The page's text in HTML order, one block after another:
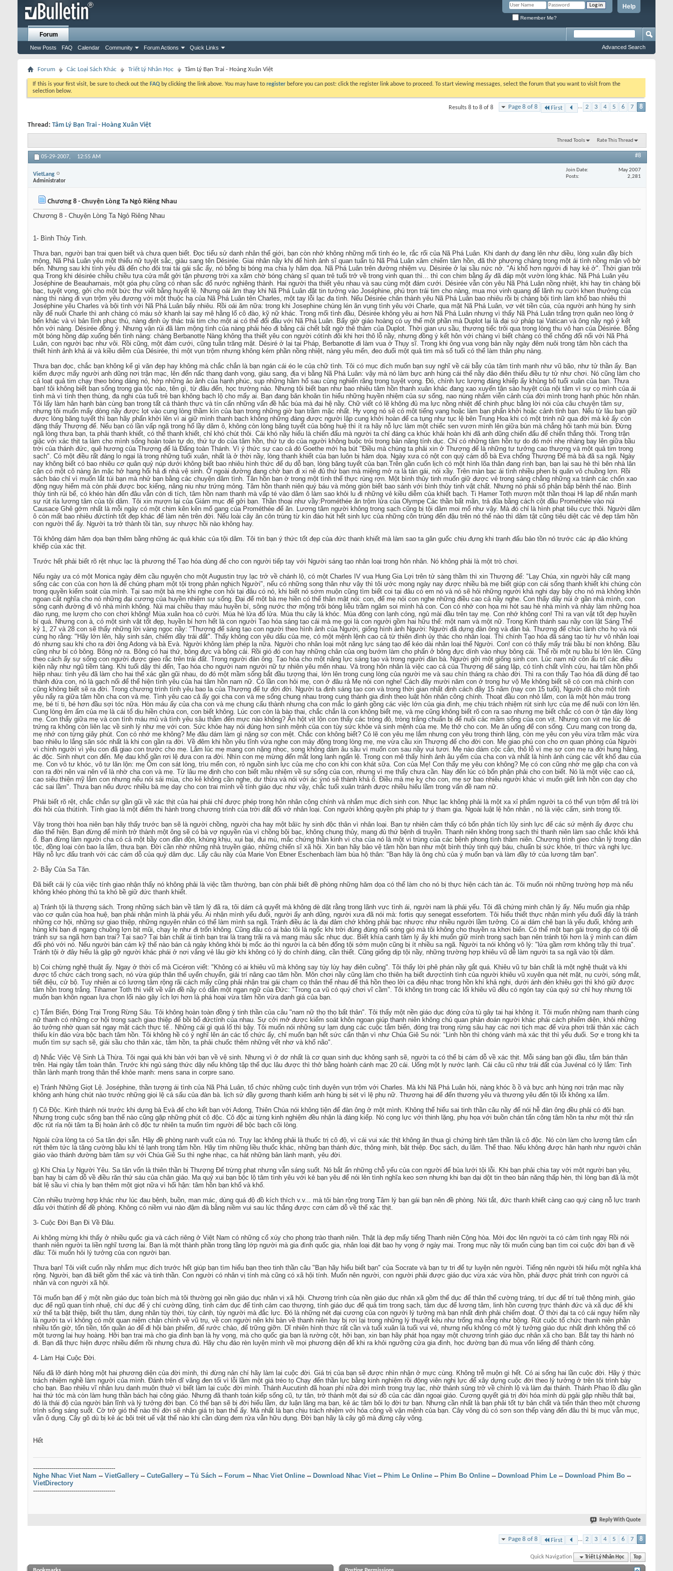
Help
Remember Me?
Forum
New Posts FAQ Calendar Community Forum Actions Quick Links Advanced Search
Forum Các Loại Sách Khác Triết Lý Nhân Học Tâm Lý Bạn Trai - Hoàng Xuân Việt
If this is your first visit, be sure to check out the FAQ by clicking the link above. You may have to register before you can post: click the register link above to proceed. To start viewing messages, select the forum that you want to visit from the
selection below.
Page 8 of 8 First ... 2 3 4 5 6 7 8
Results 8 to 8 of 8
Thread: Tâm Lý Bạn Trai - Hoàng Xuân Việt
Thread Tools Rate This Thread
05-29-2007, 12:55 AM #8
VietLang
Administrator
Join Date
May 2007
Posts
2,281
Chương 8 - Chuyện Lòng Ta Ngỏ Riêng Nhau
Chương 8 - Chuyện Lòng Ta Ngỏ Riêng Nhau
1- Bình Thủy Tinh.
Thưa bạn, người bạn trai quen biết và chưa quen biết. Đọc tiểu sử danh nhân thế giới, bạn còn nhớ không những mối tình éo le, rắc rối của Nã Phá Luân. Khi danh dự đang lên như diều, lòng xuân đầy bích
mộng, Nã Phá Luân yêu một thiếu nữ tuyệt sắc, giàu sang tên Désirée. Giai nhân nầy khi để hình ảnh sĩ quan tuấn tú Nã Phá Luân xâm chiếm tâm hồn, đã thờ phượng chàng trong một ái tình nồng mặn vô bờ
bến. Nhưng sau khi tình yêu đã đến cho đôi trai tài gái sắc ấy, nó bỗng bị bóng ma chia ly hăm dọa. Nã Phá Luân trên đường nhiệm vụ. Désirée ở lại sầu nức nở. "Ai khổ hơn người đi hay kẻ ở". Thời gian trôi
quạ Trong khi désirée chiều chiều tựa cửa mắt gởi tận phương trời xa xăm chờ bóng chàng sĩ quan trẻ tuổi trở về trong vinh quan thì... thì con chim bằng ấy đã đáp một vườn lòng khác. Nã Phá Luân yêu
Joséphine de Beauharnais, một góa phụ cũng có nhan sắc đổ nước nghiêng thành. Hai người tha thiết yêu nhau và sau cùng một đám cưới. Désirée vẫn còn yêu Nã Phá Luân nồng nhiệt, khi hay tin chàng bội
bạc, tuyệt vọng, gởi cho một bức thư viết bằng huyết lệ. Nhưng oái ăm thay khi Nã Phá Luân đặt tin tưởng vào Joséphine, phú trọn trái tim cho nàng, mua mọi vinh quang để lãnh nụ cười khen thưởng của
nàng thì nàng đi vụn trộm yêu đương với một thuộc hạ của Nã Phá Luân tên Charles, một tay lỗi lạc đa tình. Nếu Désirée chân thành yêu Nã Phá Luân bao nhiêu rồi bị chàng bội tình làm khổ bao nhiêu thì
Joséphine yêu Charles và bội tình với Nã Phá Luân bấy nhiêu. Rồi oái ăm nữa: trong khi Josephine chùng lén ăn vụng tình yêu với Charle, qua mặt Nã Phá Luân, vơ vét tiền của, của người anh hùng hy sinh
nầy để nuôi Charle thì anh chàng có máu sở khanh lại say mê hằng lố cô đào, kỹ nữ khác. Trong mối tình đầu, Désirée không yêu ai hơn Nã Phá Luân nhưng vì thấy Nã Phá Luân trắng trợn quăn neo lòng ở
bến khác và vì bản lĩnh phục thù, nàng định ủy thác trái tim cho một ai có thể đối đầu với Nã Phá Luân. Bấy giờ giáo hoàng có uy thế một phần mà Duplot lại là đại sứ pháp tại Vatican và ông nầy ngỏ ý kết
hôn với nàng. Désirée đồng ý. Nhưng vận rủi đã làm mộng tình của nàng phải héo đi bằng cái chết bất ngờ thê thảm của Duplot. Thời gian ưu sầu, thương tiếc trôi qua trong lòng thu vô hạn của Désirée. Bỗng
một bóng hồng đáp xuống bến tình nàng: chàng Berbanottẹ Nàng không tha thiết yêu con người cótính đôi khi hơi thô lỗ nầy, nhưng đồng ý kết hôn với chàng vì biết chàng có thể chống đối nổi với Nã Phá
Luân, con người bạc như vôi. Rồi cũng, một đám cưới, cũng tuần trăng mật. Désiré ở lại tại Pháp, Berbanotte đi làm vua ở Thụy sĩ. Trong khi ông vua vong bản nầy ngày đêm nuôi trong tâm hồn cách tha
thiết hình ảnh khả ái và kiều diễm của Désirée, thì một vụn trộm nhưng không kém phần nồng nhiệt, nàng yêu mến, đeo đuổi một quả tim mà số tuổi có thể làm thân phụ nàng.
Thưa bạn đọc, chắc bạn không kể gì văn đẹp hay không mà chắc chắn là bạn ngán cái éo le của chữ tình. Tôi có mục đích muốn bạn suy nghĩ về cái bẫy của tâm tình mạnh như vũ bão, như tử thần ấy. Bạn
kiếm được mấy người anh dũng nơi trận mạc, lên đến nấc thang danh vọng, giàu sang, địa vị bằng Nã Phá Luân: vậy mà nó làm bực anh hùng cái thế nầy đảo điên thiếu điều tự tử như chơi. Nó cũng làm cho
cả loạt quả tim chạy theo bóng dáng nó, hớp những ảo ảnh của hạnh phúc, sụp những hầm hố sau cùng nghiến răng trong tuyệt vọng. Đó, chính lực lượng đáng khiếp ấy khủng bố tuổi xuân của bạn. Thưa
bạn! tôi không biết bạn sống trong gia tộc nào, tên gì, từ đâu đến, học trường nào. Nhưng tôi biết bạn như bao nhiêu tâm hồn thanh xuân khác đang xao xuyến tận sào huyệt của nội tâm vì sự cọ mình của ái
tình mà vì tính thẹn thùng, đa nghi của tuổi trẻ bạn không bạch lộ cho mấy ai. Bạn đang băn khoăn tìn hiểu những huyền nhiệm của sự sống, nao núng nhắm viễn cảnh của đời mình trong hạnh phúc hôn nhân.
Tôi lấy làm hân hạnh bàn cùng bạn trong tất cả thành thực và tín cẩn những vấn đề hắc búa mà đại hệ nầy. Chữ viết có lẽ không đủ ma lực nồng nhiệt để chinh phục bằng lời nói của câu chuyện tâm sự,
nhưng tôi muốn mấy dòng nầy được lọt vào cung lòng thầm kín của bạn trong những giờ bạn trầm mặc nhất. Hy vọng nó sẽ có một tiếng vang hoặc làm bạn phấn khởi hoặc cảnh tỉnh bạn. Nếu từ lâu bạn giữ
được lòng băng tuyết thì bạn hãy phấn khởi lên vì ai giữ mình thanh bạch không những đáng được người lập cung khởi hoàn để ca tụng như tục lệ bên Trung Hoa khi có một trinh nữ qua đời mà kẻ ấy còn
đặng thấy Thượng đế. Nếu bạn có lần vấp ngã trong hố lầy dâm ô, không còn lòng băng tuyết của bông huệ thì ít ra hãy nỗ lực làm một chiếc sen vươn mình lên giữa bùn mà chẳng hôi tanh mùi bùn. Đừng
ngã lòng thưa bạn, ta phải thanh khiết, có thể thanh khiết, chỉ khó chút thôi. Cái khó nầy hiểu là chiến đấu mà người ta chỉ đáng ca khúc khải hoàn khi đã anh dũng chiến đấu để chiến thắng thôi. Trong trận
giặc với xác thịt ta làm cho mình sống hoàn toàn tự do, thứ tự do của tâm hồn, thứ tự do của người không buộc trói trong bản năng tính dục. Chỉ có những tâm hồn tự do đó mới nhẹ nhàng bay lên giữa bầu
trời của thánh đức, quê hương của Thượng đế là Đấng toàn Thánh. Vì ý thức sự cao cả đó Goethe mới hạ bút "Điều mà chúng ta phải xin ở Thượng đế là những tư tưởng cao thượng và một quả tim trong
sạch". Có một điều rất đáng lo ngại là trong những tuổi xuân, nhất là ở thời nầy, lòng thanh khiết của bạn luôn bị hăm dọa. Ngày xưa có nột con quỷ cám dỗ bà Eva chống Thượng Đế mà bà đã sa ngã. Ngày
nay không biết có bao nhiêu cơ quân quỷ núp dưới không biết bao nhiêu hình thức để dụ dỗ bạn, lòng băng tuyết của bạn.Trên gần cuốn lịch có một hình lõa thân đang rình bạn, bạn lại sau hè thì bên nhà lân
cận có một cô nàng ăn mặc hở hang hối hả đi nhà vệ sinh. Ở ngoài đường đang chờ bạn đi xi nê đủ thứ bạn mà miệng mở ra là tán gái, nói xầy. Trên màn bạc ái tình nhiều phen bị quăn vô chuồng lợn. Rồi
sách báo chỉ vì muốn lắt túi bạn mà nhử bạn bằng các chuyện dâm tình. Tân hồn bạn ờ trong một tình thế thực rùng rợn. Một bình thủy tinh muốn giữ được vẻ trong sáng chẳng những xa tránh các chốn xao
động nguy hiểm mà còn phải được bọc kiếng, nâng niu như trứng mỏng. Tâm hồn thanh niên quý báu và mỏng giòn biết bao sánh với bình thủy tinh vật chất. Nhưng nó phải số phận bấp bênh thể nào. Bình
thủy tinh rủi bể, có khéo hàn đến đâu vẫn còn di tích, tâm hồn nam thanh mà vấp té vào dâm ô làm sao khỏi lu đi những vẻ kiều diễm của khiết bạch. Ti Hamer Toth mượn một thần thoại Hi lạp để nhấn mạnh
sự rút rỉa lương tâm của tội dâm. Tôi xin mượn lại của Giám mục để gởi bạn. Thần thoại như vầy:Prométhée ăn trộm lửa của Olympẹ Các thần bất mãn, trả đũa bằng cách cột đầu Prométhée vào núi
Causacẹ Ghê gớm nhất là mỗi ngày có một chim kên kên mổ gang của Prométhée để ăn. Lương tâm người không trong sạch cũng bị tội dâm moi mổ như vậy. Mà đó chỉ là hình phạt tiêu cực thôi. Người dâm
ô còn mất bao nhiêu đứctính tốt đẹp khác để làm nên trên đời. Nếu loài cây ăn côn trùng từ kín đáo hút hết sinh lực của những côn trùng đến đậu trên nó thế nào thì dâm tật cũng tiêu diệt các vẻ đẹp tâm hồn
con người thế ấy. Người ta trở thành tồi tàn, suy nhược hồi nào không hay.
Tôi không dám hăm dọa bạn thêm bằng những ác quả khác của tội dâm. Tôi tin bạn ý thức tốt đẹp của đức thanh khiết mà làm sao ta gân guốc chịu đựng khi tranh đấu bảo tồn nó trước các áp đảo khủng
khiếp của xác thịt.
Trước hết phải biết rõ rệt nhục lạc là phương thế Tạo hóa dùng để cho con người tiếp tay với Người sáng tạo nhân loại trong hôn nhân. Nó không phải là một trò chơi.
Nếu ngày ưa có một Monica ngày đêm cầu nguyện cho một Augustin trụy lạc trở về chánh lộ, có một Charles IV vua Hung Gia Lợi trên tử sàng thầm thì xin Thượng đế: "Lạy Chúa, xin người hãy cất mạng
sống các con của con hơn là để chúng phạm một tội trọng phản nghịch Người", nếu có những song thân như vậy thì tôi ước mong ngày nay được nhiều bà mẹ biết giúp con cái sống thanh khiết khi chúng còn
trong quyền kiểm soát của mình. Tại sao một bà mẹ khi nghe con hỏi tại đâu có nó, khi biết nó sớm muộn cũng tìm biết coi tại đâu có em nó và nó sẽ hỏi những người khả nghi dạy bậy cho nó mà không khôn
ngoan cắt nghĩa cho nó những đại cương của huyền nhiệm sự sống. Đại để một bà mẹ hiền có thể thân mật nói: con, để mẹ nói con nghe những điều cao cả nầy nghe. Con thấy dãy núi ở gần nhà mình, con
sông cạnh đường đi vô nhà mình không. Núi mai chiều thay máu huyền bí, sông nước thơ mộng trôi bóng liễu trầm ngâm soi mình hả con. Con có nhớ con họa mi hót sau hè nhà mình và nhảy làm những hoa
đào rụng, mẹ lượm cho con chơi không! Mùa xuân hoa cỏ cười. Mùa hè lửa đổ lửa. Mùa thu cây lá khóc. Mùa đông con lạnh cóng, ngủ mài đầu trên tay mẹ. Con nhớ không con! Thì ra vạn vật tốt đẹp huyền
bí quá. Nhưng con à, có một sinh vật tốt đẹp, huyền bí hơn hết là con người Tạo hóa sáng tạo cái mà mẹ gọi là con người gồm hai hữu thế: một nam và một nữ. Trong Kinh thánh sau nầy con lật Sáng Thế
kỷ 1, 27 và 28 con sẽ thấy những lời vàng ngọc nầy: "Thượng đế sáng tạo con người theo hình ảnh của Người, giống hình ảnh Người: Người đã dựng đàn ông và đàn bà. Thượng đế chúc lành cho họ và nói
cùng họ rằng: "Hãy lớn lên, hãy sinh sản, chiếm đầy trái đất". Thấy không con yêu dấu của mẹ, có một mệnh lệnh cao cả từ thiên đình ủy thác cho nhân loại. Thì chính Tạo hóa đã sáng tạo từ hư vô nhân loại
đó nhưng sau khi cho ra đời ông Adong và bà Evà. Người không làm phép lạ nữa. Người cho nhân loại một năng lực sáng tạo để kéo dài nhân loại thế Người. Con! con có thấy mấy trái bầu bí non không. Bầu
cũng như bí có bông. Bông nở ra. Bông có hai thứ, bông đực và bông cái. Rồi gió đó con hay những chân của ong bướm làm cho phấn ở bông đực dính vào nhụy bông cái. Thế rồi một nụ bầu bí lớn lên. Cũng
theo cách ấy sự sống con người được gieo rắc trên trái đất. Trong người đàn ông. Tạo hóa cho một năng lực sáng tạo và trong người đàn bà. Người gởi một giống sinh con. Lúc nam nữ còn ấu trĩ các điều
kiện nầy như ngũ tiềm tàng. Khi tuổi dậy thì đến, Tạo hóa cho người nam người nữ tự nhiên yêu mến nhau. Và trong hôn nhân là việc cao cả của Thượng đế sáng lập, có tính chất vĩnh cửu, hai tâm hồn phối
hiệp nhau: tình yêu đã làm cho hai thể xác gần gũi nhau, do đó một mầm sống bắt đầu tượng thai, lớn lên trong cung lòng của người mẹ và sau chín tháng ra chào đời. Thì ra con thấy Tạo hóa đã dùng để tạo
thành đứa con, nó là gạch nối để thể hiện tình yêu của hai tâm hồn nam nữ. Có lần con hỏi mẹ, con ở đâu rả Mẹ nói con nghe! Cách đây mười năm con ở trong hư vộ Mẹ không biết sẽ có con mà chính con
cũng không biết sẽ ra đời. Trong chương trình tình yêu bao la của Thượng đế tự đời đời. Người ta định sáng tạo con và trong thời gian nhất định cách đây 15 năm (nay con 15 tuổi), Người đã cho một tình
yêu nẩy ra giữa tâm hồn cha con và mẹ. Tình yêu cao cả ấy gọi cha con và mẹ sống chung nhau trong cung thánh gia đình theo luật hôn nhân công chính. Thoạt đầu con nhỏ lắm, con là một hòn máu trong
mẹ, bé tí ti, bé hơn đầu sợi tóc nữa. Hòn máu ấy của cha con và mẹ chung cấu thành nhưng cha con mắc lo gánh gồng các việc lớn của gia đình, mẹ chịu trách nhiệm rút sinh lực của mẹ để nuôi con lớn lên.
Cung lòng êm ấm của mẹ là cái tổ dịu hiền chứa con, con biết không. Lúc con còn là bào thai, chắc chắn là con không biết mẹ, và mẹ cũng không biết rõ con ra sao nhưng mẹ biết chắc có con ở tận đáy lòng
mẹ. Con thấy giữa mẹ và con tình máu mủ và tình yêu sâu thẳm đến mực nào không? Ăn hột vịt lộn con thấy các tròng đỏ, tròng trắng chuẩn bị để nuôi các mầm sống của con vịt. Nhưng con vịt mẹ lúc đẻ
trứng ra không còn liên lạc về sinh lý như mẹ với con. Sức khỏe hay nói đúng hơn sinh mệnh của con tùy sức khỏe và sinh mệnh của mẹ. Mẹ thở cho con. Mẹ ăn uống để con sống. Cưu mang con trong dạ,
mẹ nhớ con từng giây phút. Con có nhớ mẹ không? Mẹ đâu dám làm gì nặng sợ con mệt. Chắc con không biết? Có lẽ con yêu mẹ lắm nhưng con yêu trong thinh lặng, còn mẹ yêu con yêu vừa trầm mặc vừa
bao nhiêu lo lắng săn sóc nhất là khi con gần ra đời. Về đêm khi hồn yêu tĩnh vừa nghe con máy động trong lòng mẹ, mẹ vừa cầu xin Thượng đế cho đời con. Mẹ giao phú con cho ơn quan phòng của Người
vì chính người vì yêu con đã giao con trước cho mẹ. Lắm lúc mẹ mang con nặng nhọc, song không dám âu sầu vì muốn con sau nầy vui tươi. Mẹ nào dám cộc cằn, thô lỗ vì mẹ sợ con mẹ ra đời hung hăng,
ác độc. Sinh nhựt con đến. Mẹ đau khổ gần rơi lệ đưa con ra đời. Nhìn con mẹ mừng đến mắt long lanh ngấn lệ. Trong con mê thấy hình ảnh âu yếm của cha con và nhất là hình ảnh cùng các vết khổ đau của
mẹ. Con vô tư khóc, vô tư lăn lộn: mẹ Ôm con sát lòng, trìu mến con, rỏ nguồn sinh lực của mẹ cho con khi con khát sữa. Con của Mẹ! Con thấy mẹ yêu con không? Mẹ có con cũng nhờ mẹ gặp cha con và
con ra đời nên vai nên vế là nhờ cha con và mẹ. Từ lâu mẹ định cho con biết mầu nhiệm về sự sống của con, nhưng vì mẹ thấy chưa cần. Nay đến lúc có bổn phận phải cho con biết. Nó là một việc cao cả,
cao siêu thiện mỹ lắm con nhưng nếu nói sái mùa, cho kẻ không cần nghe, dư thừa và nói với ác ýnó sẽ thành khả ố. Điều mà mẹ kỵ cho con, mẹ sợ bao nhiêu người khác vì muốn giết linh hồn con dạy cho
các sai lầm". Thưa bạn nếu được nhiều bà mẹ dạy cho con trai mình về tính giáo dục như vậy, chắc tuổi xuân tránh được nhiều hiểu lầm trong vấn đề nam nữ.
Phải biết rõ rệt, chắc chắn sự gần gũi về xác thịt của hai phái chỉ được phép trong hôn nhân công chính và nhắm mục đích sinh con. Nhục lạc không phải là một xa xỉ phẩm người ta có thể vụn trộm để trả lời
đòi hỏi của thútính. Tính giao là một điểm thi hành trong chương trình của trời đất đối vớ nhân loại. Con người không quyền phi pháp tự ý tham gia. Ngoài luật lệ hôn nhân , nó là việc cấm, sinh trong tội.
Vậy trong thời hoa niên bạn hãy thấy trước bạn sẽ là người chồng, người cha hay một bâïc hy sinh độc thân vì nhân loại. Bạn tự nhiên cảm thấy có bổn phận tích lũy sinh lực để các sứ mệnh ấy được chu
đáo thể hiện. Bạn đừng để mình trở thành một ông sẽ có bà vợ nguyền rủa vì chồng bội bạc, không chung thủy, mang đủ thứ bệnh di truyền. Thanh niên không trong sạch thì thanh niên làm sao chắc khỏi khả
ố. Bạn đừng làm người cha có cả một bầy con đần độn, khùng khịu, xụi bại, đui mù, mắc chứng thần kinh vì cha của nó là một vi trùng của các bệnh phong tình thâm niên. Chương trình gieo chân lý trong dân
tộc, đồng loại còn bao la lắm, thưa bạn. Đời cần nhờ những nhà truyền giáo, những chiến sĩ xã hội. Xin bạn hãy bảo vệ tâm hồn bạn như một bình thủy tinh quý báu, chuẩn bị sức khỏe, trí thức và nghị lực.
Hãy nỗ lực đấu tranh với các cám dỗ của quỷ dâm dục. Lấy câu nầy của Marie Von Ebner Eschenbach làm bùa hộ thân: "Bạn hãy là ông chủ của ý muốn bạn và làm đầy tớ của lương tâm bạn".
2- Bẫy Của Sa Tăn.
Đã biết cái lý của việc tính giao nhận thấy nó không phải là việc tầm thường, bạn còn phải biết đề phòng những hăm dọa có thể làm cho nó bị thực hiện cách tàn ác. Tôi muốn nói những trường hợp mà nếu
không khéo phòng thủ ta khó bề giữ đức thanh khiết.
a) Tránh tội là thượng sách. Trong những sách bàn về tâm lý đã ra, tôi dám cả quyết mà không dè dặt rằng trong lãnh vực tình ái, người nam là phái yếu. Tôi đã chứng minh chân lý ấy. Nếu muốn gia nhập
vào cơ quân của hoa huệ, bạn phải nhận mình là phái yếu. Ai nhận mình yếu đuối, người ấy anh dũng, người xưa đã nói mà: fortis quy senegat essefortem. Tôi hiểu thiết thực nhận mình yếu đuối đấy là tránh
những cơ hội, những sự giao thiệp, những nguyên nhân có thể làm mình sa ngã. Tránh điều ác là đại đảm chớ không phải bạc nhược như nhiều người lầm tưởng. Có ai dám chê bạn là yếu đuối, không anh
hùng khi bạn đi ngang chuồng lợn bịt mũi, chạy lẹ như đi trốn không. Cũng đâu có ai bảo tôi là ngốc khi trời đùng đùng nổi sóng gió mà tôi không cho thuyền ra khơi biển. Có thể một bạn gái trong dịp có tội dễ
tránh sự sa ngã hơn bạn trai? Tại sao? Tại bản chất ái tình bạn trai là trang trãi ra và mang màu sắc nhục dục. Biết khía cạnh tâm lý ấy khi muốn giữ mình trong sạch bạn nên tránh tội hơn là ỷ mình can đảm
đối phó với nó. Nếu người bán cám kỹ thế nào bán cả ngày không khỏi bị mốc áo thì người la cà bên đống tội sớm muộn cũng bị ít nhiều sa ngã. Người ta nói không vô lý: "lửa gầm rơm không trầy thì trụa".
Tránh tội ở đây hiểu là gặp gỡ người khác phái ở nơi vắng vẻ lâu giờ khi không có lý do chính đáng, cần thiết. Cũng giống dịp tội nầy, những trường hợp khiêu vũ dễ làm người ta sa ngã vào tội dâm.
b) Coi chừng nghệ thuật ấy. Ngay ở thời cổ mà Cicéron viết: "Không có ai khiêu vũ mà không say túy lúy hay điên cuồng". Tôi thấy lời phê phán nầy gắt quá. Khiêu vũ tự bản chất là một nghệ thuật và khi
được tổ chức cách trong sạch, nó vừa giúp thân thể uyển chuyển, giải trí nâng cao tâm hồn. Môn chơi nầy cũng làm cho thiên hạ biết đượctính tình của người khiêu vũ xuyên qua nét mặt, nụ cười, sóng mắt,
tiết điệu, cử bộ. Tuy nhiên ai có lương tâm rộng rãi cách mấy cũng phải nhận trai gái chạm cọ thân thể nhau để thả hồn theo lời ca điệu nhạc trong hồn khí khả nghi, dưới ánh đèn khiêu gợi thì khó giữ được
tâm hồn trong trắng. Tihamer Toth thì viết về vấn đề nầy có dẫn một ngạn ngữ của Đức: "Trong ca vũ có quỷ chơi vĩ cầm". Tôi không tin trong các lối khiêu vũ đều có ngón tay của quỷ sứ chỉ huy nhưng tôi
muốn bạn khôn ngoan lựa chọn lối nào gây ích lợi hơn là phá hoại vừa tâm hồn vừa danh giá của bạn.
c) Tắm Biển, Đóng Trại Trong Rừng Sâu. Tôi không hoàn toàn đồng ý tinh thần của câu "nam nữ thọ thọ bất thân". Tôi thấy một nền giáo dục đóng cửa tù gây tai hại không ít. Tôi muốn những nam thanh cùng
nữ thanh có những cơ hội trong sạch giao thiệp để bồi bổ đứctính của nhau. Sự cởi mở được kiểm soát khôn ngoan giúp thanh niên không chủ quan phán đoán người khác phái cách phiếm diện, khỏi những
ảo tưởng nhờ quan sát ngay mặt cách thực tế.. Những cái gì quá lố thì bậy. Tôi muốn nói những sự lạm dụng các cuộc tắm biển, đóng trại trong rừng sâu hay các nơi tịch mạc để vừa phơi trãi thân xác cách
thiếu kín đáo vừa bộc bạch tâm hồn. Tôi không hề có ý nghĩ lên án các tổ chức ấy, chỉ muốn bạn hết sức cẩn thận vì như Chúa Giê Su nói: "Linh hồn thì chóng vánh mà xác thịt thì yếu đuối. Sợ e trong khi ta
muốn tìm sự sạch sẽ, giải sầu cho thân xác, tâm hồn, ta phải chuốc thêm những vết nhơ và khổ não".
d) Nhắc Việc Vệ Sinh Là Thừa. Tôi ngại quá khi bàn với bạn về vệ sinh. Nhưng vì ở dơ nhất là cơ quan sinh dục không sạnh sẽ, người ta có thể bị cám dỗ về xác thịt. Mỗi sáng bạn gội đầu, tắm bán thân
trên. Hai ngày tắm toàn thân. Trước khi ngủ sáng thức dậy nếu không tập thể dục lâu được thì thở bằng hoành cánh mạc 20 cái. Uống một ly nước lạnh. Cái câu cũ như trái đất của Juvénal có lý lắm: Tinh
thần lành mạnh trong thân thể khỏe mạnh: mens sana in corpre sano.
e) Tránh Những Giọt Lệ. Joséphine, thần tượng ái tình của Nã Phá Luân, tổ chức những cuộc tình duyên vụn trộm với Charles. Mà khi Nã Phá Luân hỏi, nàng khóc ồ ồ và bực anh hùng nơi trận mạc nầy
không anh hùng chút nào trước những giọi lệ cá sấu của đàn bà. lịch sử đầy gương thanh kiếm anh hùng bị sét vì lệ phụ nữ. Thương hại để đến thương yêu và thương yêu đến tội lỗi không xa lắm.
f) Cô Độc. Kinh thánh nói trước khi dựng bà Evà để cho kết bạn với Adong, Thiên Chúa nói không tiện để đàn ông ở một mình. Không thể hiểu sai tinh thần câu nầy để nói hễ đàn ông đều phải có đôi bạn.
Nhưng trong cuộc sống bạn thế nào cũng gặp những phút cô độc. Cô độc ai từng kinh nghiệm đều nhận là đáng kiếp. Nó cọng lực với thinh lặng, phụ họa với buồn chán tấn công tâm hồn ta như một thứ rắn
độc rút rỉa nội tâm tạ Bị hoàn ảnh cô độc tư nhiên ta muốn tìm người để bộc bạch cõi lòng.
Ngoài cửa lòng ta có Sa tăn đợi sẵn. Hãy đề phòng nanh vuốt của nó. Trụy lạc không phải là thuốc trị cô độ, vì cái vui xác thịt không ăn thua gì chứng bịnh tâm thần là cô độc. Nó còn làm cho lương tâm cắn
rứt thêm tức là tăng cường bầu khí tẻ lạnh trong tâm hồn. Hãy tìm những liều thuốc khác, những bạn thánh đức, thông minh, bặt thiệp. Đọc sách, du lãm. Thể thao. Nếu không được hân hạnh như người chân
giáo vào thánh đường bàm tâm sự với Chúa Giê Su thì nghe nhạc, ca hát những bản lành mạnh, yêu đời.
g) Khi Chia Ly Người Yêu. Sa tăn vốn là thiên thần bị Thượng Đế trừng phạt nhưng vẫn sáng suốt. Nó bắt ấn những chỗ yếu của con người để bủa lưới tội lỗi. Khi bạn phải chia tay với một người bạn yêu,
bạn hay bị cám dỗ về điều răn thứ sáu của chân giáo. Ma quỷ xui bạn bộc lộ tâm tình yêu với kẻ bạn yêu để nói lên tình nghĩa keo sơn nhưng khi bạn dại dột tin theo bản năng thấp hèn, thì lòng bạn đã là một
bát lệ sầu vì chia ly bạn thêm một giọt nữa vì hối hận: tâm hồn bạn khổ và khổ.
Còn nhiều trường hợp khác như lúc đau bệnh, buồn, man mác, dùng quá độ đồ kích thích v.v... mà tôi bàn rộng trong Tâm lý bạn gái bạn nên đề phòng. Nói tắt, đức thanh khiết càng cao quý càng nỗ lực tranh
đấu với thútính để đề phòng. Không có niềm vui nào đậm đà bằng niềm vui sau lúc thắng được cơn cám dỗ về thể xác thịt.
3- Cuộc Đời Bạn Đi Về Đâu.
Ai không mừng khi thấy ở nhiều quốc gia và cách riêng ở Việt Nam có những cổ xúy cho phong trào thanh niên. Thật là đẹp mấy tiếng Thanh niên Cộng hòa. Mới đọc lên người ta có cảm tình ngaỵ Rồi nói
thanh niên người ta liền nghĩ tương lai. Bạn là một thành phần trong tầng lớp người mà gia đình quốc gia, nhân loại đặt bao hy vọng ở ngày mai. Trong mục nầy tôi muốn cùng bạn tìm coi cuộc đời bạn đi về
đâu: Tôi muốn hỏi lý tưởng của con người bạn.
Thưa bạn! Tôi viết cuốn nầy nhắm mục đích trước hết giúp bạn tìm hiểu bạn theo tinh thần câu "Bạn hãy hiểu biết bạn" của Socrate và bạn tự tri để tự luyện nên người. Tiếng nên người tôi hiểu một nghĩa khá
rộng. Người, bạn đã biết gồm thể xác và tinh thần. Con người có nhân vị tính mà cũng có xã hội tính. Muốn nên người, con người phải được giáo dục vừa xác vừa hồn, phải được phát trinh con người cá
nhân và con người xã hội.
Tôi muốn bạn để ý một nền giáo dục toàn bích mà tôi thường gọi nền giáo dục nhân vị xã hội. Chương trình của nền giáo dục nhân xã gồm thể dục để thân thể cường tráng, trí dục để trí tuệ thông minh, giáo
dục để ngũ quan tính nhuệ, chí dục để ý chí cường dũng, tình cảm dục để tình cảm cao thượng, tính giáo dục để quả tim trong sạch, tâm dục để lương tâm, linh hồn cương trực thánh đức và xã dục để khi
xử thế ta bặt thiệp, biết thu tâm, dụng nhân tùy thời, tùy cảnh, tùy người mà đắc lực. Đó là những nét đại cương của con người lý tưởng mà bạn nhất định phải chiếm đoạt. Ở thời đại ta có cái nguy hiểm nầy
là người ta vì không có một quan niệm chân chính về vũ trụ, về con người nên khi bàn về thanh niên hay bị rơi lại trong những lý thuyết kêu như trống mà rỗng như bộng. Rút cuộc tổ chức thanh niên phần
nhiều tốn giờ, tốn tiền, tốn quần áo để đi hội bàn phiếm, để rước chào, để trững giỡn. Dĩ nhiên hình thức rất cần và tuổi xuân là tuổi vui vẻ, nhưng nếu không có một lý tưởng giáo dục nhất định không thể có
một tương lai huy hoàng. Hỡi bạn trai mà cho gia đình bạn là hy vọng, mà cho quốc gia bạn là rường cột, hỡi bạn, xin bạn hãy phát họa ngay một chương trình giáo dục nhân xã cho bạn. Bắt tay thi hành nó
đi. Bạn đã thực hiện được nhiều điểm rồi nhưng chưa đủ. Hãy chu đáo rèn luyện mình về mọi phương diện để khi ra khỏi ngưỡng cửa gia đình, học đường bạn đủ mua vốn liếng để thành công.
4- Làm Hại Cuộc Đời.
Nếu đã lỡ đánh hỏng một hai phương diện của đời mình, thì đừng nản chí hãy làm lại cuộc đời. Giá trị của bạn sẽ được nhìn nhận ở mực cùng. Không trễ muộn gì hết. Có ai sống hai lần cuộc đời. Hãy ý thức
trách nhiệm nghề làm người của mình. Đánh trên dĩ vãng đen tối vì lỗi lầm một giá tréo tọ Chạy đến thần lực bằng kinh nghiệm rồi động viên nghị lực để xây dựng cuộc đời theo lý tưởng ở trên tôi trình bày
cho bạn. Bao nhiêu vĩ nhân lưu danh muôn thuở vì biết làm lại cuộc đời mình. Thánh Aucutinh đã hoan phí nữa đời mình trong trụy lạc, nhờ thánh sủng trở về chính lộ và làm đại thánh. Thánh Phao lồ đầu gần
hai thứ tóc mà còn làm hung thần bách hại công giáo. Nhưng đã thanh toán kiếp sống cũ, tự tân, trở thành một đại sứ đồ của các dân ngoại giáo. Cương quyết giá trị đời hóa mình dù pgải gặp nhiều thất bại,
đó là thái độ của người bản lĩnh và lý tưởng đời bạn. Có thể bạn sẽ bị đời hiểu lầm, dư luận lăng mạ bạn, kẻ ác tâm bôi lọ đời tư bạn. Nhưng cần nhất là bạn phải tốt tự bản chất và tiến thân theo một chương
trình sống sáng suốt. Cờ trở gió thế nào thì đời sẽ nhận giá trị bạn thế ấy. Mà nhất là bạn chịu trách nhiệm với hóa công về vận mệnh của bạn. Cây vông dù có sơn son thếp vàng đến đâu thì bị mục vẫn mục,
vẫn ô dụng. Cây gõ dù bị kẻ ác bôi trét uế vật thể nào khi cần dùng đem rửa vẫn hữu dụng. Đời bạn hãy là cây gõ mà đừng cây vông.
Hết
-----------------------------------------
Nghe Nhac Viet Nam -- VietGallery -- CuteGallery -- Tủ Sách -- Forum -- Nhac Viet Online -- Download Nhac Viet-- Phim Le Online -- Phim Bo Online -- Download Phim Le -- Download Phim Bo --
VietDirectory
-----------------------------------------
Reply With Quote
Page 8 of 8 First ... 2 3 4 5 6 7 8
Quick Navigation Triết Lý Nhân Học Top